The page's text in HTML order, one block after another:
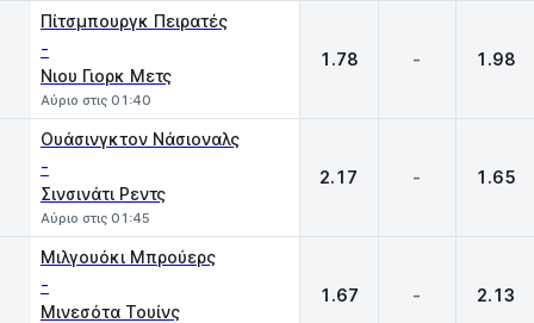
Πίτσμπουργκ Πειρατές
-
Νιου Γιορκ Μετς
Αύριο στις 01:40
1.78 - 1.98
Ουάσινγκτον Νάσιοναλς
-
Σινσινάτι Ρεντς
Αύριο στις 01:45
2.17 - 1.65
Μιλγουόκι Μπρούερς
-
Μινεσότα Τουίνς
1.67 - 2.13